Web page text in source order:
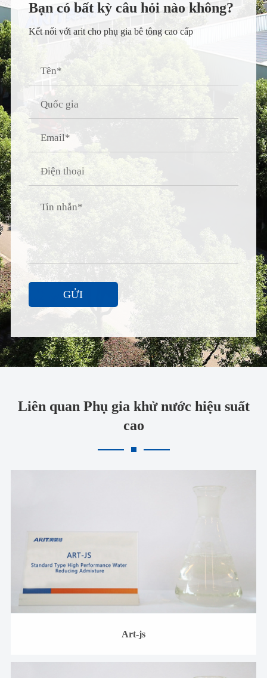
Bạn có bất kỳ câu hỏi nào không?
Kết nối với arit cho phụ gia bê tông cao cấp
GỬI
Liên quan Phụ gia khử nước hiệu suất
cao
Art-js